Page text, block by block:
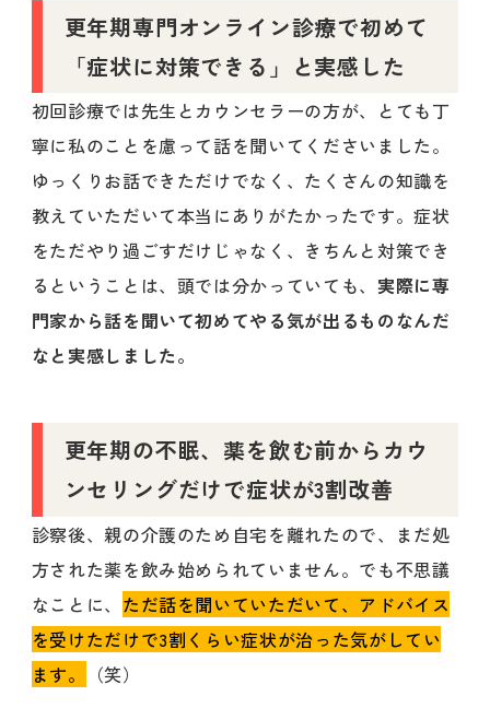
更年期専門オンライン診療で初めて
「症状に対策できる」と実感した
初回診療では先生とカウンセラーの方が、とても丁
寧に私のことを慮って話を聞いてくださいました。
ゆっくりお話できただけでなく、たくさんの知識を
教えていただいて本当にありがたかったです。症状
をただやり過ごすだけじゃなく、きちんと対策でき
るということは、頭では分かっていても、 実際に専
門家から話を聞いて初めてやる気が出るものなんだ
なと実感しました。
更年期の不眠、薬を飲む前からカウ
ンセリングだけで症状が3割改善
診察後、親の介護のため自宅を離れたので、まだ処
方された薬を飲み始められていません。でも不思議
なことに、 ただ話を聞いていただいて、アドバイス
を受けただけで3割くらい症状が治った気がしてい
ます。
（笑）